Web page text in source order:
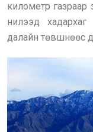
километр газраар
нилээд
далайн төвшнөөс